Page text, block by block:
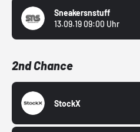
Sneakersnstuff
13.09.19 09:00 Uhr
2nd Chance
StockX